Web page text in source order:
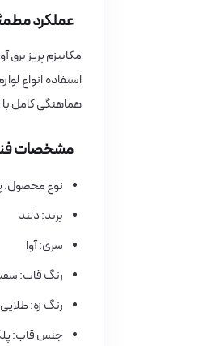
عملکرد
مکانیزم پریز
استفاده انواع
هماهنگی کامل با
مشخصات فنی
نوع محصول:
برند: دلند
سری: آوا
رنگ قاب:
رنگ زه: طلایی
جنس قاب: